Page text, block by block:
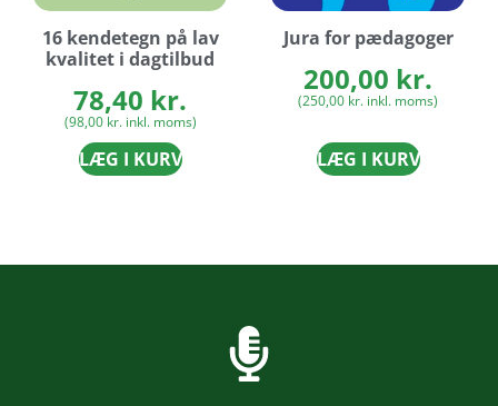
16 kendetegn på lav
kvalitet i dagtilbud
78,40 kr.
(98,00 kr.inkl. moms)
LÆG I KURV
Jura for pædagoger
200,00 kr.
(250,00 kr. inkl. moms)
LÆG I KURV